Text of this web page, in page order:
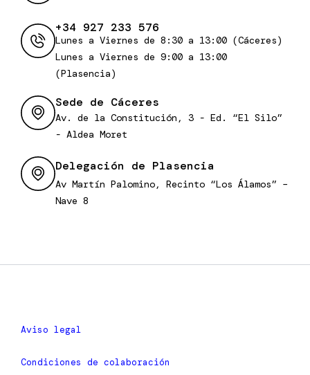
+34 927 233 576
Lunes a Viernes de 8:30 a 13:00 (Cáceres)
Lunes a Viernes de 9:00 a 13:00
(Plasencia)
Sede de Cáceres
Av. de la Constitución, 3 - Ed. “El Silo”
- Aldea Moret
Delegación de Plasencia
Av Martín Palomino, Recinto “Los Álamos” –
Nave 8
Aviso legal
Condiciones de colaboración